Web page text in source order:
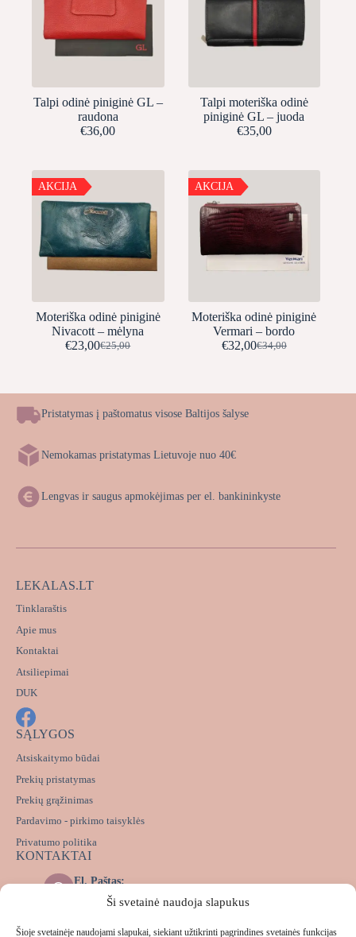
Ši svetainė naudoja slapukus
Šioje svetainėje naudojami slapukai, siekiant užtikrinti pagrindines svetainės funkcijas
Talpi odinė piniginė GL –
raudona
€36,00
Talpi moteriška odinė
piniginė GL – juoda
€35,00
AKCIJA
Moteriška odinė piniginė
Nivacott – mėlyna
€25,00
Original
€25,00.
€23,00Current
€23,00.
AKCIJA
Moteriška odinė piniginė
Vermari – bordo
€34,00
Original
€34,00.
€32,00Current
€32,00.
Pristatymas į paštomatus visose Baltijos šalyse
Nemokamas pristatymas Lietuvoje nuo 40€
Lengvas ir saugus apmokėjimas per el. bankininkyste
LEKALAS.LT
Tinklaraštis
Apie mus
Kontaktai
Atsiliepimai
DUK
SĄLYGOS
Atsiskaitymo būdai
Prekių pristatymas
Prekių grąžinimas
Pardavimo - pirkimo taisyklės
Privatumo politika
KONTAKTAI
El. Paštas:
info@lekalas.lt